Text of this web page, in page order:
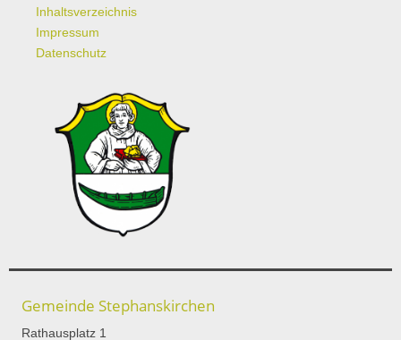
Inhaltsverzeichnis
Impressum
Datenschutz
Gemeinde Stephanskirchen
Rathausplatz 1